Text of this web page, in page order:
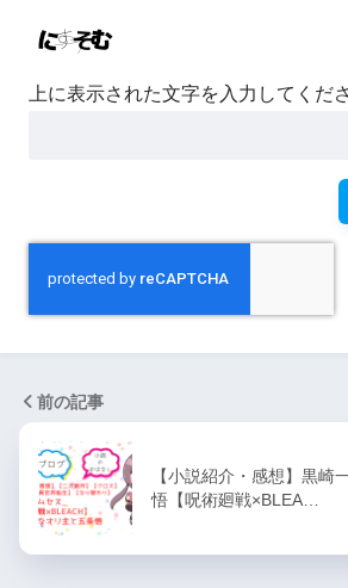
上に表示された文字を入力してくだ
前の記事
【小説紹介・感想】黒崎
悟【呪術廻戦×BLEA…